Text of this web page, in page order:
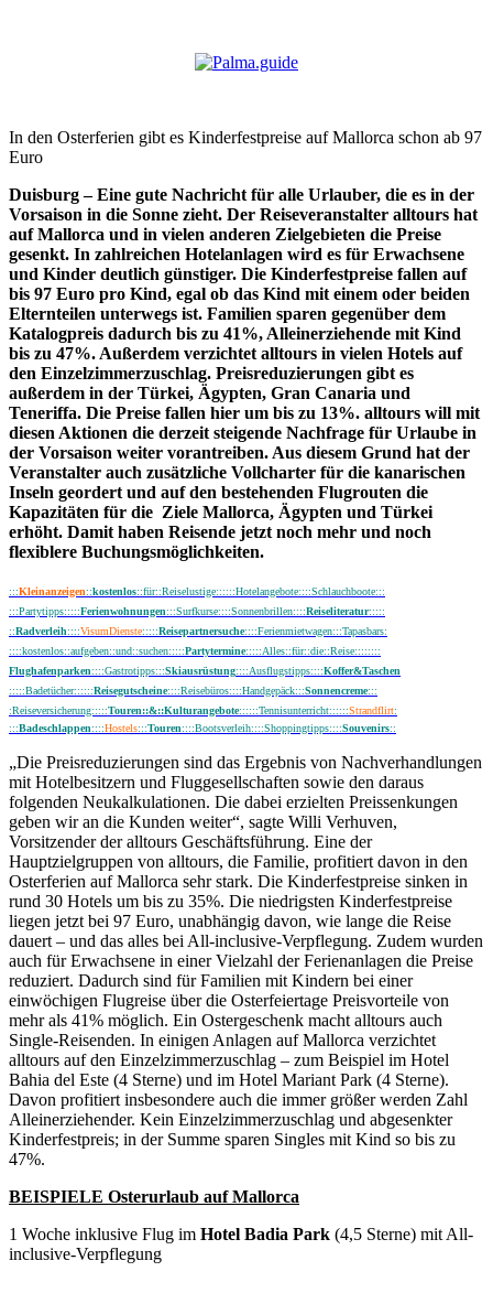
In den Osterferien gibt es Kinderfestpreise auf Mallorca schon ab 97
Euro
Duisburg –Eine gute Nachricht für alle Urlauber, die es in der
Vorsaison in die Sonne zieht. Der Reiseveranstalter alltours hat
auf Mallorca und in vielen anderen Zielgebieten die Preise
gesenkt. In zahlreichen Hotelanlagen wird es für Erwachsene
und Kinder deutlich günstiger. Die Kinderfestpreise fallen auf
bis 97 Euro pro Kind, egal ob das Kind mit einem oder beiden
Elternteilen unterwegs ist. Familien sparen gegenüber dem
Katalogpreis dadurch bis zu 41%, Alleinerziehende mit Kind
bis zu 47%. Außerdem verzichtet alltours in vielen Hotels auf
den Einzelzimmerzuschlag. Preisreduzierungen gibt es
außerdem in der Türkei, Ägypten, Gran Canaria und
Teneriffa. Die Preise fallen hier um bis zu 13%. alltours will mit
diesen Aktionen die derzeit steigende Nachfrage für Urlaube in
der Vorsaison weiter vorantreiben. Aus diesem Grund hat der
Veranstalter auch zusätzliche Vollcharter für die kanarischen
Inseln geordert und auf den bestehenden Flugrouten die
Kapazitäten für die Ziele Mallorca, Ägypten und Türkei
erhöht. Damit haben Reisende jetzt noch mehr und noch
flexiblere Buchungsmöglichkeiten.
:::Kleinanzeigen::kostenlos::für::Reiselustige::::::Hotelangebote::::Schlauchboote:::
:::Partytipps:::::Ferienwohnungen:::Surfkurse::::Sonnenbrillen::::Reiseliteratur:::::
::Radverleih::::VisumDienste:::::Reisepartnersuche::::Ferienmietwagen:::Tapasbars:
::::kostenlos::aufgeben::und::suchen:::::Partytermine:::::Alles::für::die::Reise::::::::
Flughafenparken::::Gastrotipps:::Skiausrüstung::::Ausflugstipps::::Koffer&Taschen
:::::Badetücher::::::Reisegutscheine::::Reisebüros::::Handgepäck:::Sonnencreme:::
:Reiseversicherung:::::Touren::&::Kulturangebote::::::Tennisunterricht::::::Strandflirt:
:::Badeschlappen::::Hostels:::Touren::::Bootsverleih::::Shoppingtipps::::Souvenirs::
„Die Preisreduzierungen sind das Ergebnis von Nachverhandlungen
mit Hotelbesitzern und Fluggesellschaften sowie den daraus
folgenden Neukalkulationen. Die dabei erzielten Preissenkungen
geben wir an die Kunden weiter“, sagte Willi Verhuven,
Vorsitzender der alltours Geschäftsführung. Eine der
Hauptzielgruppen von alltours, die Familie, profitiert davon in den
Osterferien auf Mallorca sehr stark. Die Kinderfestpreise sinken in
rund 30 Hotels um bis zu 35%. Die niedrigsten Kinderfestpreise
liegen jetzt bei 97 Euro, unabhängig davon, wie lange die Reise
dauert – und das alles bei All-inclusive-Verpflegung. Zudem wurden
auch für Erwachsene in einer Vielzahl der Ferienanlagen die Preise
reduziert. Dadurch sind für Familien mit Kindern bei einer
einwöchigen Flugreise über die Osterfeiertage Preisvorteile von
mehr als 41% möglich. Ein Ostergeschenk macht alltours auch
Single-Reisenden. In einigen Anlagen auf Mallorca verzichtet
alltours auf den Einzelzimmerzuschlag – zum Beispiel im Hotel
Bahia del Este (4 Sterne) und im Hotel Mariant Park (4 Sterne).
Davon profitiert insbesondere auch die immer größer werden Zahl
Alleinerziehender. Kein Einzelzimmerzuschlag und abgesenkter
Kinderfestpreis; in der Summe sparen Singles mit Kind so bis zu
47%.
BEISPIELE Osterurlaub auf Mallorca
1 Woche inklusive Flug im Hotel Badia Park (4,5 Sterne) mit All-
inclusive-Verpflegung